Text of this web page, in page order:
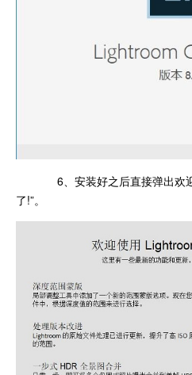
6、安装好之后直接弹出欢
了!”。